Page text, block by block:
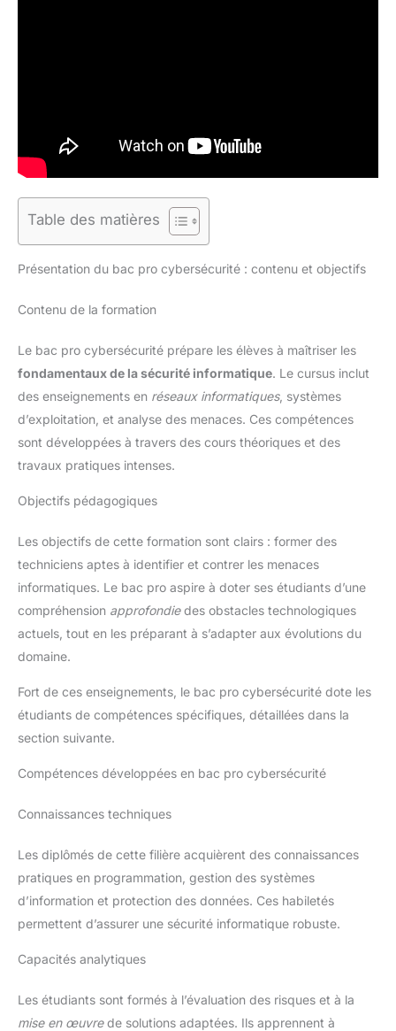
Table des matières
Présentation du bac pro cybersécurité : contenu et objectifs
Contenu de la formation
Le bac pro cybersécurité prépare les élèves à maîtriser les
fondamentaux de la sécurité informatique. Le cursus inclut
des enseignements en réseaux informatiques, systèmes
d’exploitation, et analyse des menaces. Ces compétences
sont développées à travers des cours théoriques et des
travaux pratiques intenses.
Objectifs pédagogiques
Les objectifs de cette formation sont clairs : former des
techniciens aptes à identifier et contrer les menaces
informatiques. Le bac pro aspire à doter ses étudiants d’une
compréhension approfondiedes obstacles technologiques
actuels, tout en les préparant à s’adapter aux évolutions du
domaine.
Fort de ces enseignements, le bac pro cybersécurité dote les
étudiants de compétences spécifiques, détaillées dans la
section suivante.
Compétences développées en bac pro cybersécurité
Connaissances techniques
Les diplômés de cette filière acquièrent des connaissances
pratiques en programmation, gestion des systèmes
d’information et protection des données. Ces habiletés
permettent d’assurer une sécurité informatique robuste.
Capacités analytiques
Les étudiants sont formés à l’évaluation des risques et à la
mise en œuvrede solutions adaptées. Ils apprennent à